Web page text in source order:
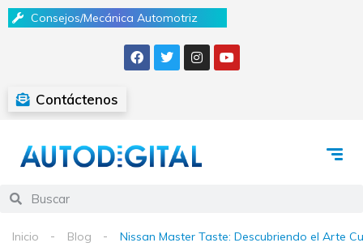
Consejos/Mecánica Automotriz
Contáctenos
Inicio Blog Nissan Master Taste: Descubriendo el Arte